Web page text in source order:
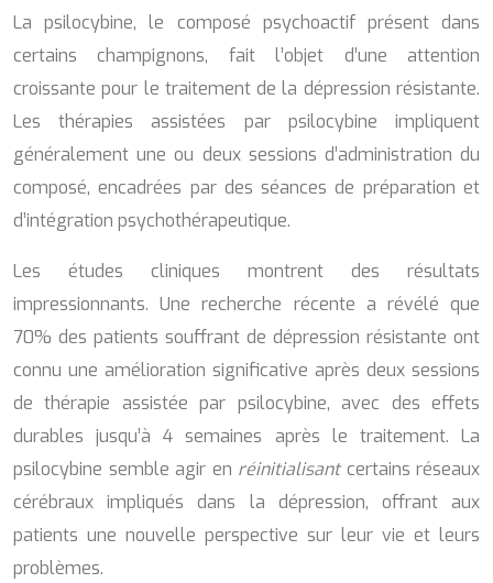
La psilocybine, le composé psychoactif présent dans
certains champignons, fait l’objet d’une attention
croissante pour le traitement de la dépression résistante.
Les thérapies assistées par psilocybine impliquent
généralement une ou deux sessions d’administration du
composé, encadrées par des séances de préparation et
d’intégration psychothérapeutique.
Les études cliniques montrent des résultats
impressionnants. Une recherche récente a révélé que
70% des patients souffrant de dépression résistante ont
connu une amélioration significative après deux sessions
de thérapie assistée par psilocybine, avec des effets
durables jusqu’à 4 semaines après le traitement. La
psilocybine semble agir en réinitialisantcertains réseaux
cérébraux impliqués dans la dépression, offrant aux
patients une nouvelle perspective sur leur vie et leurs
problèmes.